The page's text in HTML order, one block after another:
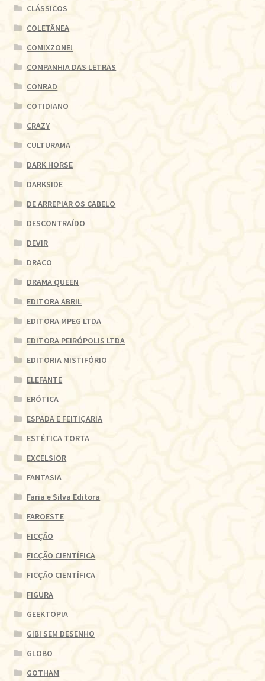
CLÁSSICOS
COLETÂNEA
COMIXZONE!
COMPANHIA DAS LETRAS
CONRAD
COTIDIANO
CRAZY
CULTURAMA
DARK HORSE
DARKSIDE
DE ARREPIAR OS CABELO
DESCONTRAÍDO
DEVIR
DRACO
DRAMA QUEEN
EDITORA ABRIL
EDITORA MPEG LTDA
EDITORA PEIRÓPOLIS LTDA
EDITORIA MISTIFÓRIO
ELEFANTE
ERÓTICA
ESPADA E FEITIÇARIA
ESTÉTICA TORTA
EXCELSIOR
FANTASIA
Faria e Silva Editora
FAROESTE
FICÇÃO
FICÇÃO CIENTÍFICA
FICÇÃO CIENTÍFICA
FIGURA
GEEKTOPIA
GIBI SEM DESENHO
GLOBO
GOTHAM